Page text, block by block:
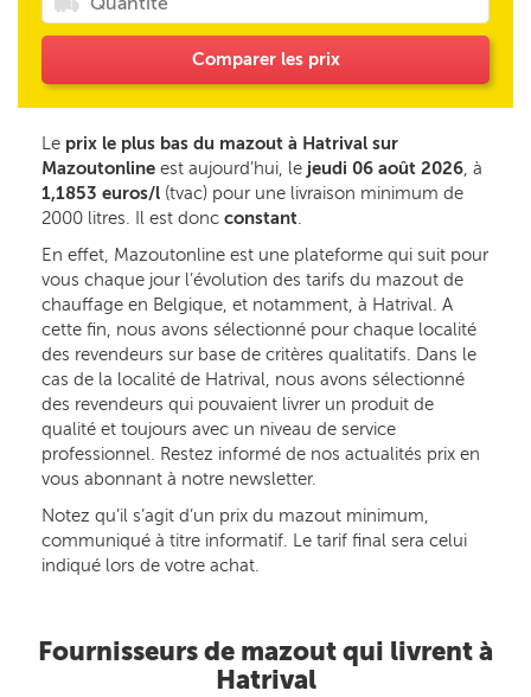
Comparer les prix
Le prix le plus bas du mazout à Hatrival sur
Mazoutonline est aujourd’hui, le jeudi 06 août 2026, à
1,1853 euros/l (tvac) pour une livraison minimum de
2000 litres. Il est donc constant.
En effet, Mazoutonline est une plateforme qui suit pour
vous chaque jour l’évolution des tarifs du mazout de
chauffage en Belgique, et notamment, à Hatrival. A
cette fin, nous avons sélectionné pour chaque localité
des revendeurs sur base de critères qualitatifs. Dans le
cas de la localité de Hatrival, nous avons sélectionné
des revendeurs qui pouvaient livrer un produit de
qualité et toujours avec un niveau de service
professionnel. Restez informé de nos actualités prix en
vous abonnant à notre newsletter.
Notez qu’il s’agit d’un prix du mazout minimum,
communiqué à titre informatif. Le tarif final sera celui
indiqué lors de votre achat.
Fournisseurs de mazout qui livrent à
Hatrival